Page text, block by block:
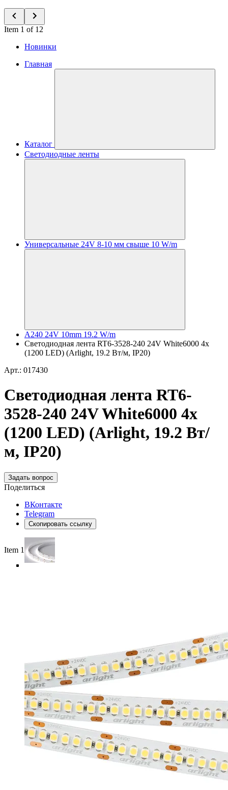
Item 1 of 12
Новинки
Главная
Каталог
Светодиодные ленты
Универсальные 24V 8-10 мм свыше 10 W/m
A240 24V 10mm 19.2 W/m
Светодиодная лента RT6-3528-240 24V White6000 4x
(1200 LED) (Arlight, 19.2 Вт/м, IP20)
Арт.: 017430
Светодиодная лента RT6-
3528-240 24V White6000 4x
(1200 LED) (Arlight, 19.2 Вт/
м, IP20)
Задать вопрос
Поделиться
ВКонтакте
Telegram
Скопировать ссылку
Item 1 of 5